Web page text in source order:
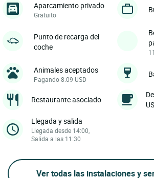
Aparcamiento privado
Gratuito
Punto de recarga del
coche
Animales aceptados
Pagando 8.09 USD
Restaurante asociado
Llegada y salida
Llegada desde 14:00,
Salida a las 11:30
Ver todas las instalaciones y